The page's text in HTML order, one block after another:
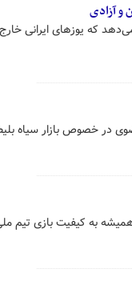
و آزادی
که یوزهای ایرانی خارج
در خصوص بازار سیاه
به کیفیت بازی تیم